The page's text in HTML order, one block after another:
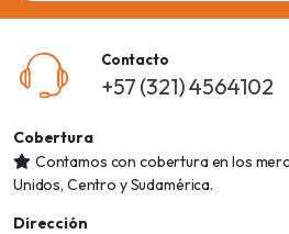
Contacto
+57 (321) 4564102
Cobertura
Contamos con cobertura en los
Unidos, Centro y Sudamérica.
Dirección